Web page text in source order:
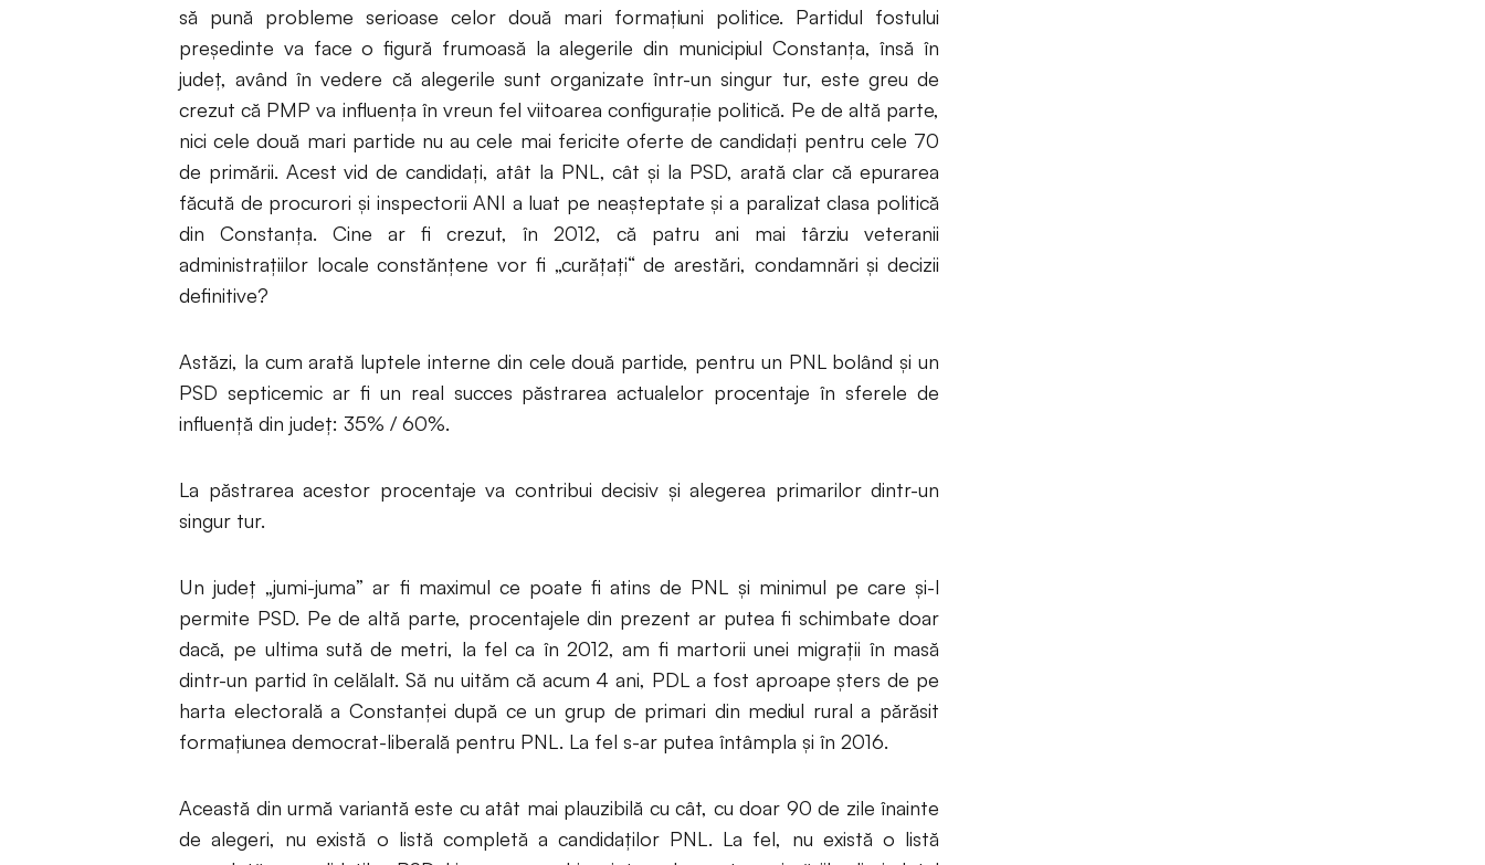
să pună probleme serioase celor două mari formațiuni politice. Partidul fostului
președinte va face o figură frumoasă la alegerile din municipiul Constanța, însă în
județ, având în vedere că alegerile sunt organizate într-un singur tur, este greu de
crezut că PMP va influența în vreun fel viitoarea configurație politică. Pe de altă parte,
nici cele două mari partide nu au cele mai fericite oferte de candidați pentru cele 70
de primării. Acest vid de candidați, atât la PNL, cât și la PSD, arată clar că epurarea
făcută de procurori și inspectorii ANI a luat pe neașteptate și a paralizat clasa politică
din Constanța. Cine ar fi crezut, în 2012, că patru ani mai târziu veteranii
administrațiilor locale constănțene vor fi „curățați“ de arestări, condamnări și decizii
definitive?
Astăzi, la cum arată luptele interne din cele două partide, pentru un PNL bolând și un
PSD septicemic ar fi un real succes păstrarea actualelor procentaje în sferele de
influență din județ: 35% / 60%.
La păstrarea acestor procentaje va contribui decisiv și alegerea primarilor dintr-un
singur tur.
Un județ „jumi-juma” ar fi maximul ce poate fi atins de PNL și minimul pe care și-l
permite PSD. Pe de altă parte, procentajele din prezent ar putea fi schimbate doar
dacă, pe ultima sută de metri, la fel ca în 2012, am fi martorii unei migrații în masă
dintr-un partid în celălalt. Să nu uităm că acum 4 ani, PDL a fost aproape șters de pe
harta electorală a Constanței după ce un grup de primari din mediul rural a părăsit
formațiunea democrat-liberală pentru PNL. La fel s-ar putea întâmpla și în 2016.
Această din urmă variantă este cu atât mai plauzibilă cu cât, cu doar 90 de zile înainte
de alegeri, nu există o listă completă a candidaților PNL. La fel, nu există o listă